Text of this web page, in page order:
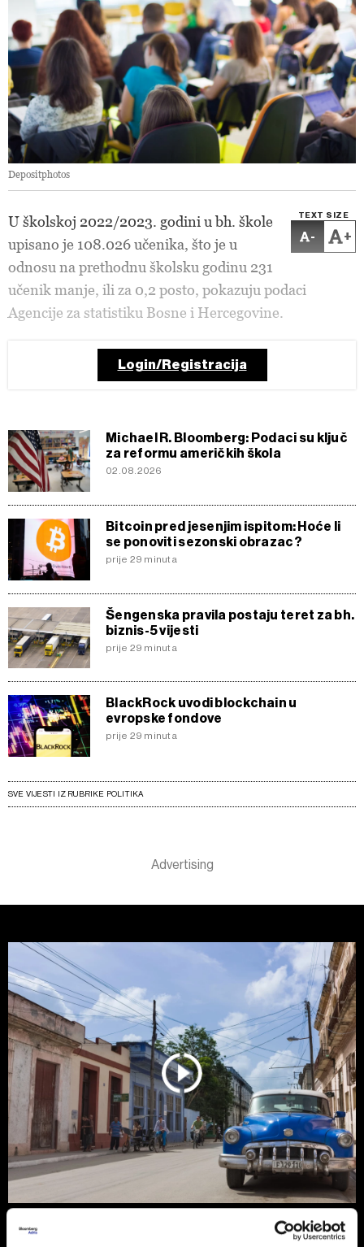
Depositphotos
TEXT SIZE
- +
U školskoj 2022/2023. godini u bh. škole
upisano je 108.026 učenika, što je u
odnosu na prethodnu školsku godinu 231
učenik manje, ili za 0,2 posto, pokazuju podaci
Agencije za statistiku Bosne i Hercegovine.
Login/Registracija
Michael R. Bloomberg: Podaci su ključ
za reformu američkih škola
02.08.2026
Bitcoin pred jesenjim ispitom: Hoće li
se ponoviti sezonski obrazac?
prije 29 minuta
Šengenska pravila postaju teret za bh.
biznis-5 vijesti
prije 29 minuta
BlackRock uvodi blockchain u
evropske fondove
prije 29 minuta
SVE VIJESTI IZ RUBRIKE POLITIKA
Trump protiv Castra: Meta postaje